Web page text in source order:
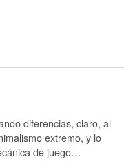
diferencias, claro, al
extremo, y lo
de juego…